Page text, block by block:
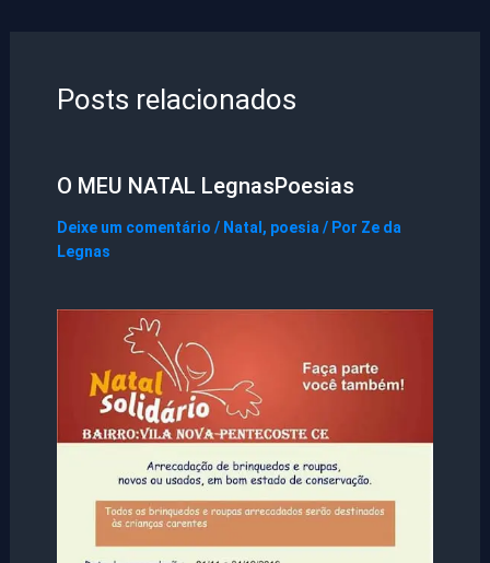
Posts relacionados
O MEU NATAL LegnasPoesias
Deixe um comentário / Natal, poesia / Por Ze da
Legnas